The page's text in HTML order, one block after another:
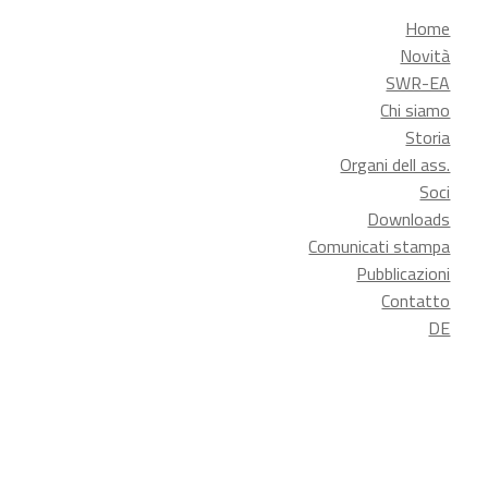
Home
Novità
SWR-EA
Chi siamo
Storia
Organi dell ass.
Soci
Downloads
Comunicati stampa
Pubblicazioni
Contatto
DE